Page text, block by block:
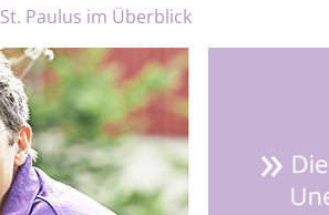
St. Paulus im Überblick